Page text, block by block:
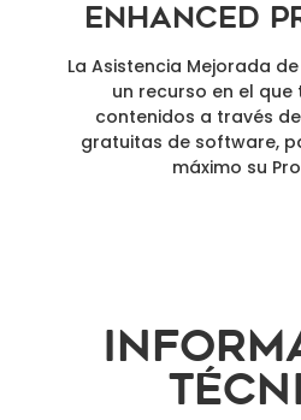
Enhanced
La Asistencia Mejorada de
un recurso en el
contenidos a través
gratuitas de software,
máximo su